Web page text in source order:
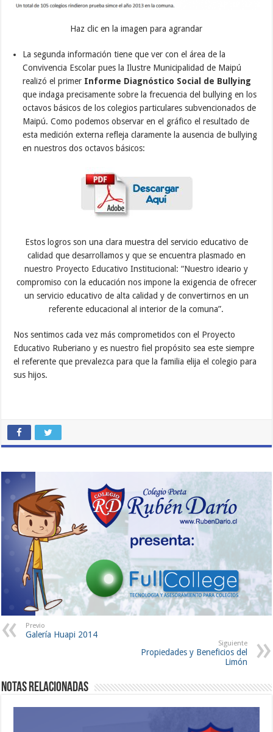
Haz clic en la imagen para agrandar
La segunda información tiene que ver con el área de la
Convivencia Escolar pues la Ilustre Municipalidad de Maipú
realizó el primer Informe Diagnóstico Social de Bullying
que indaga precisamente sobre la frecuencia del bullying en los
octavos básicos de los colegios particulares subvencionados de
Maipú. Como podemos observar en el gráfico el resultado de
esta medición externa refleja claramente la ausencia de bullying
en nuestros dos octavos básicos:
Estos logros son una clara muestra del servicio educativo de
calidad que desarrollamos y que se encuentra plasmado en
nuestro Proyecto Educativo Institucional: “Nuestro ideario y
compromiso con la educación nos impone la exigencia de ofrecer
un servicio educativo de alta calidad y de convertirnos en un
referente educacional al interior de la comuna”.
Nos sentimos cada vez más comprometidos con el Proyecto
Educativo Ruberiano y es nuestro fiel propósito sea este siempre
el referente que prevalezca para que la familia elija el colegio para
sus hijos.
Previo
Galería Huapi 2014
Siguiente
Propiedades y Beneficios del
Limón
Notas Relacionadas